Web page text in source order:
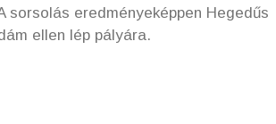
eredményeképpen Hegedűs
ellen lép pályára.